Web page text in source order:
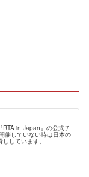
RTA in Japan』の公式チ
催していない時は日本の
ししています。